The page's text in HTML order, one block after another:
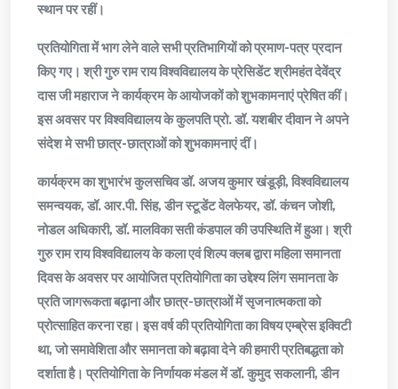
स्थान पर रहीं।
प्रतियोगिता में भाग लेने वाले सभी प्रतिभागियों को प्रमाण-पत्र प्रदान
किए गए। श्री गुरु राम राय विश्वविद्यालय के प्रेसिडेंट श्रीमहंत देवेंद्र
दास जी महाराज ने कार्यक्रम के आयोजकों को शुभकामनाएं प्रेषित कीं।
इस अवसर पर विश्वविद्यालय के कुलपति प्रो. डॉ. यशबीर दीवान ने अपने
संदेश मे सभी छात्र-छात्राओं को शुभकामनाएं दीं।
कार्यक्रम का शुभारंभ कुलसचिव डॉ. अजय कुमार खंडूड़ी, विश्वविद्यालय
समन्वयक, डॉ. आर.पी. सिंह, डीन स्टूडेंट वेलफेयर, डॉ. कंचन जोशी,
नोडल अधिकारी, डॉ. मालविका सती कंडपाल की उपस्थिति में हुआ। श्री
गुरु राम राय विश्वविद्यालय के कला एवं शिल्प क्लब द्वारा महिला समानता
दिवस के अवसर पर आयोजित प्रतियोगिता का उद्देश्य लिंग समानता के
प्रति जागरूकता बढ़ाना और छात्र-छात्राओं में सृजनात्मकता को
प्रोत्साहित करना रहा। इस वर्ष की प्रतियोगिता का विषय एम्ब्रेस इक्विटी
था, जो समावेशिता और समानता को बढ़ावा देने की हमारी प्रतिबद्धता को
दर्शाता है। प्रतियोगिता के निर्णायक मंडल में डॉ. कुमुद सकलानी, डीन